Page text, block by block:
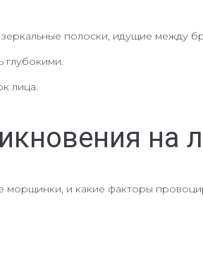
полоски, идущие между
глубокими.
лица.
на
морщинки, и какие факторы